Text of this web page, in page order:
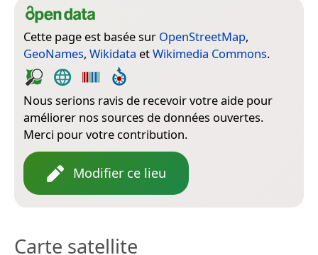
Cette page est basée sur OpenStreetMap,
GeoNames, Wikidata etWikimedia Commons.
Nous serions ravis de recevoir votre aide pour
améliorer nos sources de données ouvertes.
Merci pour votre contribution.
Modifier ce lieu
Carte satellite